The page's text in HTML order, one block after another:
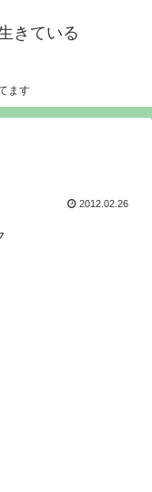
きている
ます
2012.02.26